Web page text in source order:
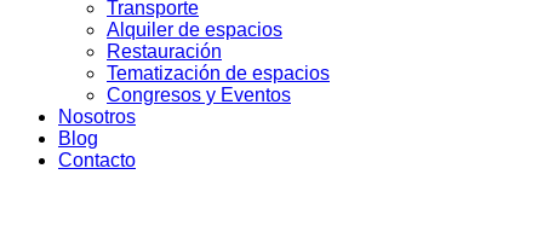
Transporte
Alquiler de espacios
Restauración
Tematización de espacios
Congresos y Eventos
Nosotros
Blog
Contacto